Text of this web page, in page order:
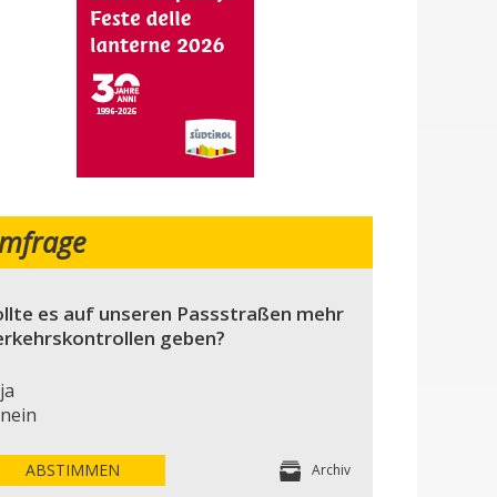
es auf unseren Passstraßen mehr
geben?
ja
nein
ABSTIMMEN Archiv